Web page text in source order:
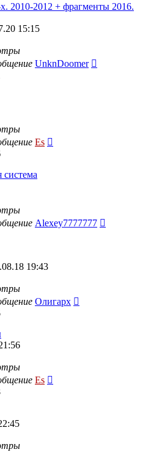
2010-2012 + фрагменты 2016.
15:15
UnknDoomer
Es
Alexey7777777
19:43
Олигарх
Es